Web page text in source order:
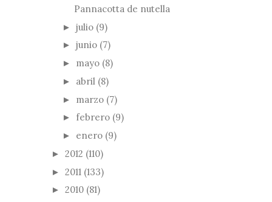
Pannacotta de nutella
► julio (9)
► junio (7)
► mayo (8)
► abril (8)
► marzo (7)
► febrero (9)
► enero (9)
► 2012 (110)
► 2011 (133)
► 2010 (81)